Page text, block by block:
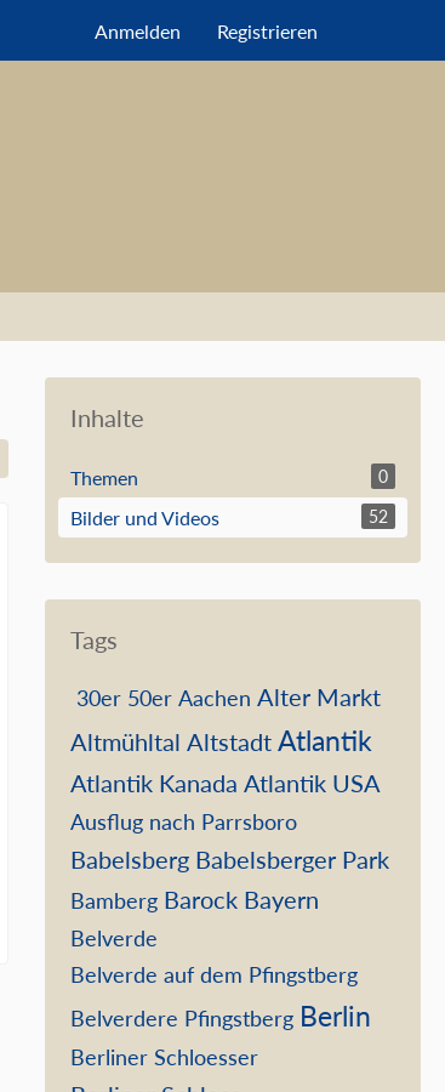
Anmelden Registrieren
Inhalte
Themen 0
Bilder und Videos 52
Tags
30er 50er Aachen Alter Markt
Altmühltal Altstadt Atlantik
Atlantik Kanada Atlantik USA
Ausflug nach Parrsboro
Babelsberg Babelsberger Park
Bamberg Barock Bayern
Belverde
Belverde auf dem Pfingstberg
Belverdere Pfingstberg Berlin
Berliner Schloesser